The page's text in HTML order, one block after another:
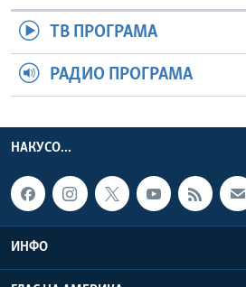
ТВ ПРОГРАМА
РАДИО ПРОГРАМА
НАКУСО...
ИНФО